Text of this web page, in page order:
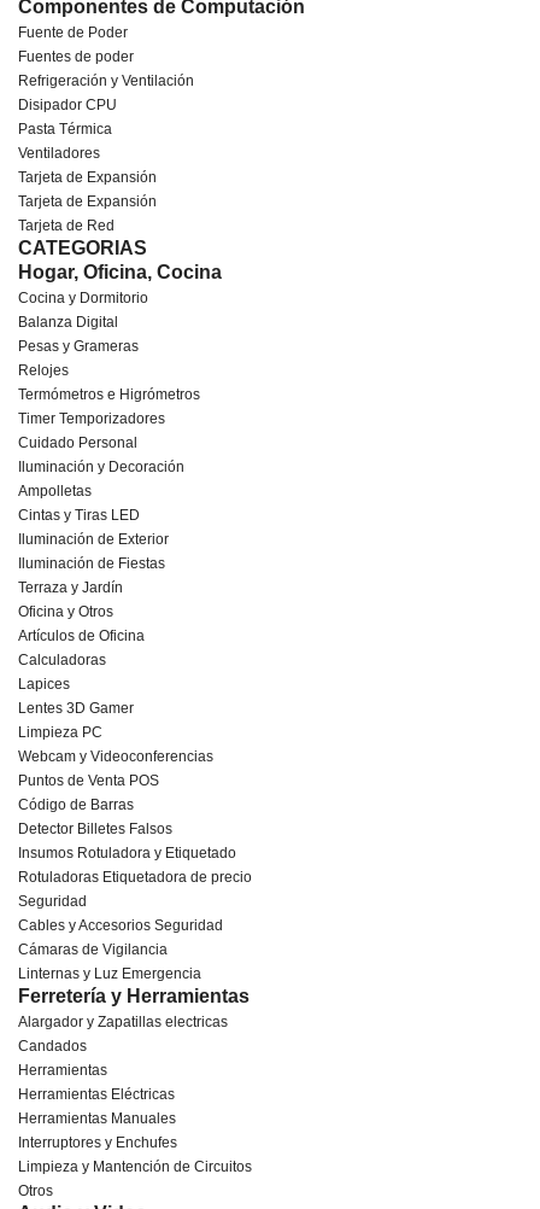
Componentes de Computación
Fuente de Poder
Fuentes de poder
Refrigeración y Ventilación
Disipador CPU
Pasta Térmica
Ventiladores
Tarjeta de Expansión
Tarjeta de Expansión
Tarjeta de Red
CATEGORIAS
Hogar, Oficina, Cocina
Cocina y Dormitorio
Balanza Digital
Pesas y Grameras
Relojes
Termómetros e Higrómetros
Timer Temporizadores
Cuidado Personal
Iluminación y Decoración
Ampolletas
Cintas y Tiras LED
Iluminación de Exterior
Iluminación de Fiestas
Terraza y Jardín
Oficina y Otros
Artículos de Oficina
Calculadoras
Lapices
Lentes 3D Gamer
Limpieza PC
Webcam y Videoconferencias
Puntos de Venta POS
Código de Barras
Detector Billetes Falsos
Insumos Rotuladora y Etiquetado
Rotuladoras Etiquetadora de precio
Seguridad
Cables y Accesorios Seguridad
Cámaras de Vigilancia
Linternas y Luz Emergencia
Ferretería y Herramientas
Alargador y Zapatillas electricas
Candados
Herramientas
Herramientas Eléctricas
Herramientas Manuales
Interruptores y Enchufes
Limpieza y Mantención de Circuitos
Otros